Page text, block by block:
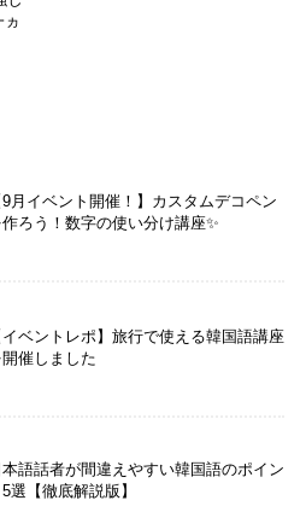
ヵ
9月イベント開催！】カスタムデコペン
作ろう！数字の使い分け講座✨
イベントレポ】旅行で使える韓国語講座
開催しました
本語話者が間違えやすい韓国語のポイン
5選【徹底解説版】